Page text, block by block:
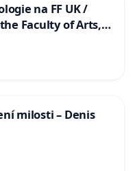
na FF UK /
Faculty of Arts,
milosti – Denis